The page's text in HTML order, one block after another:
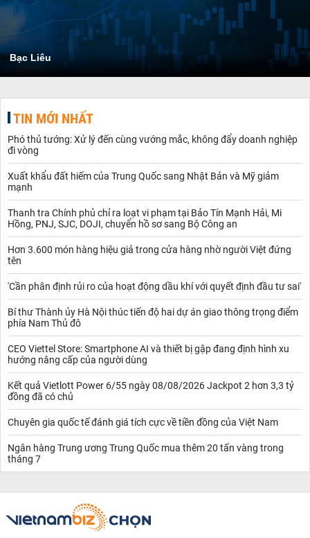
Bạc Liêu
TIN MỚI NHẤT
Phó thủ tướng: Xử lý đến cùng vướng mắc, không đẩy doanh nghiệp
đi vòng
Xuất khẩu đất hiếm của Trung Quốc sang Nhật Bản và Mỹ giảm
mạnh
Thanh tra Chính phủ chỉ ra loạt vi phạm tại Bảo Tín Mạnh Hải, Mi
Hồng, PNJ, SJC, DOJI, chuyển hồ sơ sang Bộ Công an
Hơn 3.600 món hàng hiệu giả trong cửa hàng nhờ người Việt đứng
tên
'Cần phân định rủi ro của hoạt động dầu khí với quyết định đầu tư sai'
Bí thư Thành ủy Hà Nội thúc tiến độ hai dự án giao thông trọng điểm
phía Nam Thủ đô
CEO Viettel Store: Smartphone AI và thiết bị gập đang định hình xu
hướng nâng cấp của người dùng
Kết quả Vietlott Power 6/55 ngày 08/08/2026 Jackpot 2 hơn 3,3 tỷ
đồng đã có chủ
Chuyên gia quốc tế đánh giá tích cực về tiền đồng của Việt Nam
Ngân hàng Trung ương Trung Quốc mua thêm 20 tấn vàng trong
tháng 7